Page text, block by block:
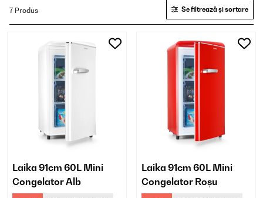
7 Produs Se filtrează și sortare
Laika 91cm 60L Mini
Congelator Alb
Laika 91cm 60L Mini
Congelator Roșu